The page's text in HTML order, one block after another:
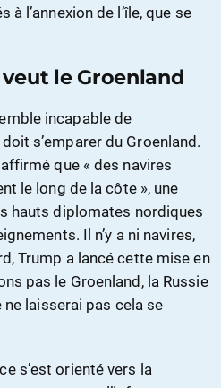
l’annexion de l’île, que se
le Groenland
incapable de
s’emparer du Groenland.
que « des navires
le long de la côte », une
hauts diplomates nordiques
Il n’y a ni navires,
Trump a lancé cette mise en
pas le Groenland, la Russie
laisserai pas cela se
s’est orienté vers la